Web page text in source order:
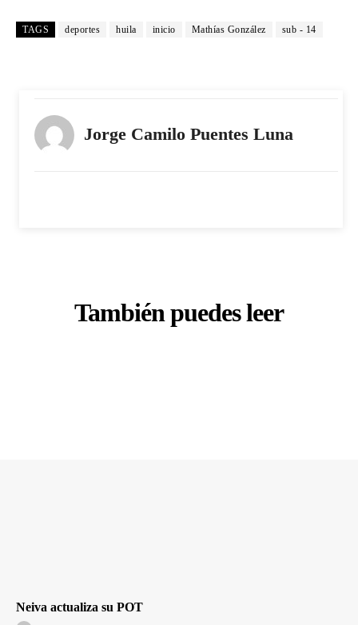
TAGS deportes huila inicio Mathías González sub - 14
Jorge Camilo Puentes Luna
También puedes leer
Neiva actualiza su POT